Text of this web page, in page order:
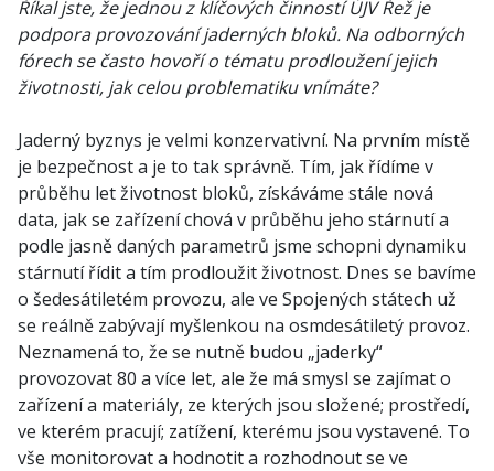
Říkal jste, že jednou z klíčových činností ÚJV Řež je
podpora provozování jaderných bloků. Na odborných
fórech se často hovoří o tématu prodloužení jejich
životnosti, jak celou problematiku vnímáte?
Jaderný byznys je velmi konzervativní. Na prvním místě
je bezpečnost a je to tak správně. Tím, jak řídíme v
průběhu let životnost bloků, získáváme stále nová
data, jak se zařízení chová v průběhu jeho stárnutí a
podle jasně daných parametrů jsme schopni dynamiku
stárnutí řídit a tím prodloužit životnost. Dnes se bavíme
o šedesátiletém provozu, ale ve Spojených státech už
se reálně zabývají myšlenkou na osmdesátiletý provoz.
Neznamená to, že se nutně budou „jaderky“
provozovat 80 a více let, ale že má smysl se zajímat o
zařízení a materiály, ze kterých jsou složené; prostředí,
ve kterém pracují; zatížení, kterému jsou vystavené. To
vše monitorovat a hodnotit a rozhodnout se ve